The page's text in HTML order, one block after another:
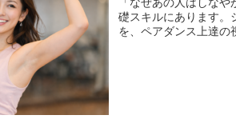
礎スキルにあります。
を、ペアダンス上達の